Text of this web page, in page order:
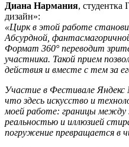
Диана Нармания,
дизайн»:
«Цирк в этой работе
Абсурдной,
Формат 360° переводит
участника. Такой прием
действия и вместе с тем за
Участие в Фестивале Яндекс
что здесь искусство и
моей работе: границы между
реальностью и иллюзией
погружение превращается в